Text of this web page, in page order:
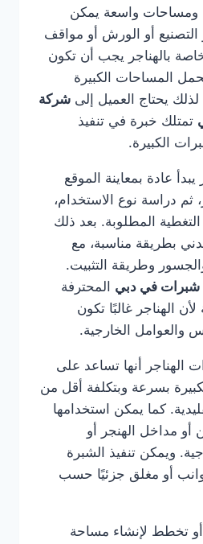
ومساحات واسعة يمكن
التصنيع أو الورش أو مواقف
بالهناجر يجب أن تكون
المساحات الكبيرة
يحتاج العميل إلى شركة
تمتلك خبرة في تنفيذ
الكبيرة.
عادة بمعاينة الموقع
ثم دراسة نوع الاستخدام،
المطلوبة. بعد ذلك
بطريقة مناسبة، مع
وطريقة التثبيت.
شبرات في دبي المحترفة
الهناجر غالبًا تكون
والعوامل الخارجية.
الهناجر أنها تساعد على
بسرعة وبتكلفة أقل من
كما يمكن استخدامها
أو مداخل الهنجر أو
ويمكن تنفيذ الشبرة
أو مغلق جزئيًا حسب
أو تخطط لإنشاء مساحة